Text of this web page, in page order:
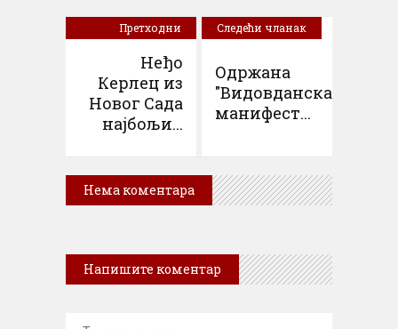
Претходни
Неђо
Керлец из
Новог Сада
најбољи...
Следећи чланак
Одржана
"Видовданска
манифест...
Нема коментара
Напишите коментар